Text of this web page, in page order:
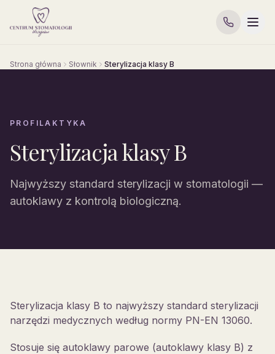
Strona główna Słownik Sterylizacja klasy B
PROFILAKTYKA
Sterylizacja klasy B
Najwyższy standard sterylizacji w stomatologii —
autoklawy z kontrolą biologiczną.
Sterylizacja klasy B to najwyższy standard sterylizacji
narzędzi medycznych według normy PN-EN 13060.
Stosuje się autoklawy parowe (autoklawy klasy B) z